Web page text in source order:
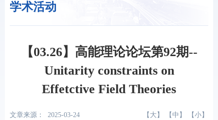
学术活动
【03.26】高能理论论坛第92期--
Unitarity constraints on
Effetctive Field Theories
文章来源： 2025-03-24 【 大 】 【 中 】 【 小 】